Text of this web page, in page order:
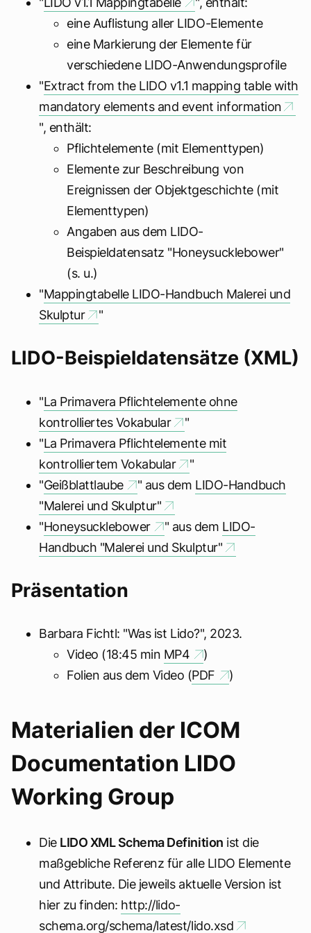
eine Auflistung aller LIDO-Elemente
eine Markierung der Elemente für
verschiedene LIDO-Anwendungsprofile
"Extract from the LIDO v1.1 mapping table with
mandatory elements and event information
", enthält:
Pflichtelemente (mit Elementtypen)
Elemente zur Beschreibung von
Ereignissen der Objektgeschichte (mit
Elementtypen)
Angaben aus dem LIDO-
Beispieldatensatz "Honeysucklebower"
(s. u.)
"Mappingtabelle LIDO-Handbuch Malerei und
Skulptur
"
LIDO-Beispieldatensätze (XML)
"La Primavera Pflichtelemente ohne
kontrolliertes Vokabular
"
"La Primavera Pflichtelemente mit
kontrolliertem Vokabular
"
"Geißblattlaube " aus dem LIDO-Handbuch
"Malerei und Skulptur"
"Honeysucklebower " aus dem LIDO-
Handbuch "Malerei und Skulptur"
Präsentation
Barbara Fichtl: "Was ist Lido?", 2023.
Video (18:45 min MP4
)
Folien aus dem Video (PDF )
Materialien der ICOM
Documentation LIDO
Working Group
Die LIDO XML Schema Definition ist die
maßgebliche Referenz für alle LIDO Elemente
und Attribute. Die jeweils aktuelle Version ist
hier zu finden: http://lido-
schema.org/schema/latest/lido.xsd